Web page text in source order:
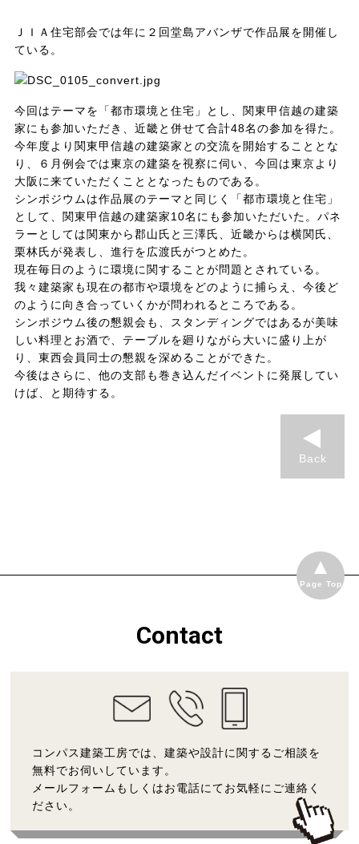
ＪＩＡ住宅部会では年に２回堂島アバンザで作品展を開催し
ている。
今回はテーマを「都市環境と住宅」とし、関東甲信越の建築
家にも参加いただき、近畿と併せて合計48名の参加を得た。
今年度より関東甲信越の建築家との交流を開始することとな
り、６月例会では東京の建築を視察に伺い、今回は東京より
大阪に来ていただくこととなったものである。
シンポジウムは作品展のテーマと同じく「都市環境と住宅」
として、関東甲信越の建築家10名にも参加いただいた。パネ
ラーとしては関東から郡山氏と三澤氏、近畿からは横関氏、
栗林氏が発表し、進行を広渡氏がつとめた。
現在毎日のように環境に関することが問題とされている。
我々建築家も現在の都市や環境をどのように捕らえ、今後ど
のように向き合っていくかが問われるところである。
シンポジウム後の懇親会も、スタンディングではあるが美味
しい料理とお酒で、テーブルを廻りながら大いに盛り上が
り、東西会員同士の懇親を深めることができた。
今後はさらに、他の支部も巻き込んだイベントに発展してい
けば、と期待する。
Back
Page Top
Contact
コンパス建築工房では、建築や設計に関するご相談を
無料でお伺いしています。
メールフォームもしくはお電話にてお気軽にご連絡く
ださい。